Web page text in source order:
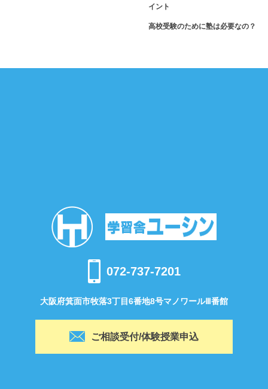
イント
高校受験のために塾は必要なの？
072-737-7201
大阪府箕面市牧落3丁目6番地8号マノワールⅢ番館
ご相談受付/体験授業申込